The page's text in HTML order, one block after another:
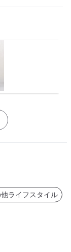
ライフスタイル